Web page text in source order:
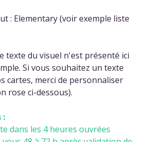
: Elementary (voir exemple liste
texte du visuel n'est présenté ici
Si vous souhaitez un texte
cartes, merci de personnaliser
rose ci-dessous).
:
dans les 4 heures ouvrées